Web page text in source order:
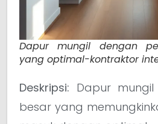
Dapur mungil dengan
yang optimal-kontraktor
Deskripsi: Dapur
besar yang